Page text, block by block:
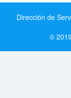
Dirección de
©